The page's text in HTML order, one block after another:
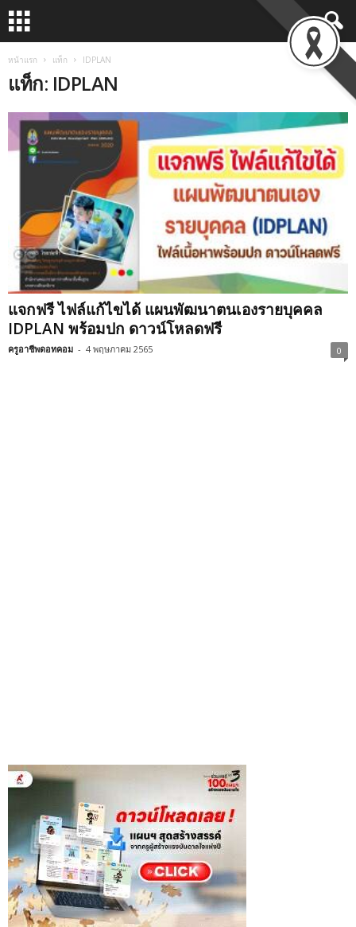
หน้าแรก แท็ก IDPLAN
แท็ก: IDPLAN
แจกฟรี ไฟล์แก้ไขได้ แผนพัฒนาตนเองรายบุคคล
IDPLAN พร้อมปก ดาวน์โหลดฟรี
ครูอาชีพดอทคอม - 4 พฤษภาคม 2565 0